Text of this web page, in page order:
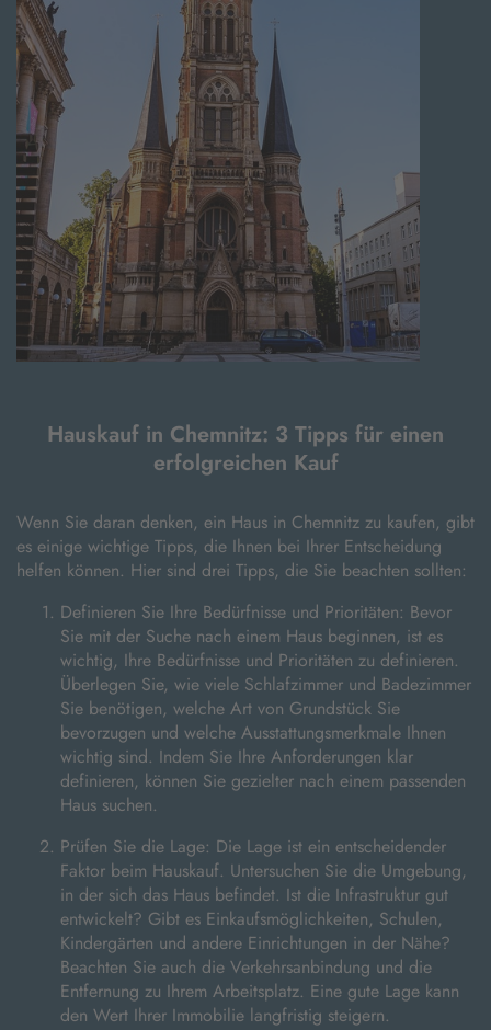
Hauskauf in Chemnitz: 3 Tipps für einen
erfolgreichen Kauf
Wenn Sie daran denken, ein Haus in Chemnitz zu kaufen, gibt
es einige wichtige Tipps, die Ihnen bei Ihrer Entscheidung
helfen können. Hier sind drei Tipps, die Sie beachten sollten:
Definieren Sie Ihre Bedürfnisse und Prioritäten: Bevor
Sie mit der Suche nach einem Haus beginnen, ist es
wichtig, Ihre Bedürfnisse und Prioritäten zu definieren.
Überlegen Sie, wie viele Schlafzimmer und Badezimmer
Sie benötigen, welche Art von Grundstück Sie
bevorzugen und welche Ausstattungsmerkmale Ihnen
wichtig sind. Indem Sie Ihre Anforderungen klar
definieren, können Sie gezielter nach einem passenden
Haus suchen.
Prüfen Sie die Lage: Die Lage ist ein entscheidender
Faktor beim Hauskauf. Untersuchen Sie die Umgebung,
in der sich das Haus befindet. Ist die Infrastruktur gut
entwickelt? Gibt es Einkaufsmöglichkeiten, Schulen,
Kindergärten und andere Einrichtungen in der Nähe?
Beachten Sie auch die Verkehrsanbindung und die
Entfernung zu Ihrem Arbeitsplatz. Eine gute Lage kann
den Wert Ihrer Immobilie langfristig steigern.